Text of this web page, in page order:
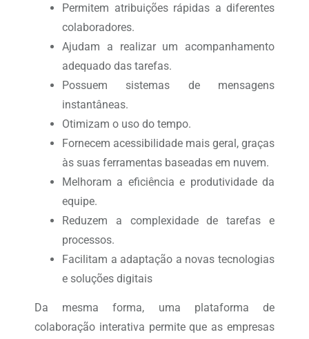
Permitem atribuições rápidas a diferentes
colaboradores.
Ajudam a realizar um acompanhamento
adequado das tarefas.
Possuem sistemas de mensagens
instantâneas.
Otimizam o uso do tempo.
Fornecem acessibilidade mais geral, graças
às suas ferramentas baseadas em nuvem.
Melhoram a eficiência e produtividade da
equipe.
Reduzem a complexidade de tarefas e
processos.
Facilitam a adaptação a novas tecnologias
e soluções digitais
Da mesma forma, uma plataforma de
colaboração interativa permite que as empresas